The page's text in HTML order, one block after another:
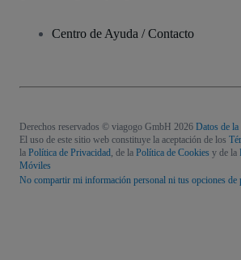
Centro de Ayuda / Contacto
Derechos reservados © viagogo GmbH 2026 Datos de la
El uso de este sitio web constituye la aceptación de los
la Política de Privacidad, de la Política de Cookies y de la
Móviles
No compartir mi información personal ni tus opciones de